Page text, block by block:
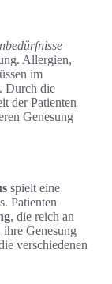
Allergien,
im
Durch die
der Patienten
Genesung
spielt eine
Patienten
, die reich an
Genesung
verschiedenen